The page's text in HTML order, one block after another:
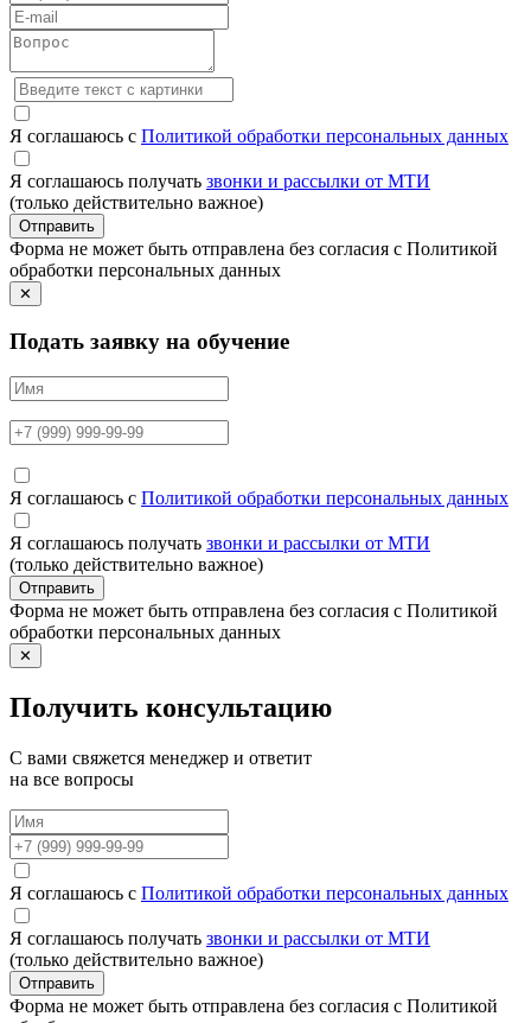
Я соглашаюсь с Политикой обработки персональных данных
Я соглашаюсь получать звонки и рассылки от МТИ
(только действительно важное)
Отправить
Форма не может быть отправлена без согласия с Политикой
обработки персональных данных
✕
Подать заявку на обучение
Я соглашаюсь с Политикой обработки персональных данных
Я соглашаюсь получать звонки и рассылки от МТИ
(только действительно важное)
Отправить
Форма не может быть отправлена без согласия с Политикой
обработки персональных данных
✕
Получить консультацию
С вами свяжется менеджер и ответит
на все вопросы
Я соглашаюсь с Политикой обработки персональных данных
Я соглашаюсь получать звонки и рассылки от МТИ
(только действительно важное)
Отправить
Форма не может быть отправлена без согласия с Политикой